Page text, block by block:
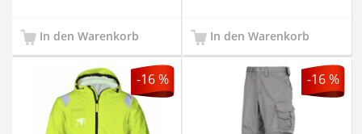
In den Warenkorb In den Warenkorb
-16 % -16 %